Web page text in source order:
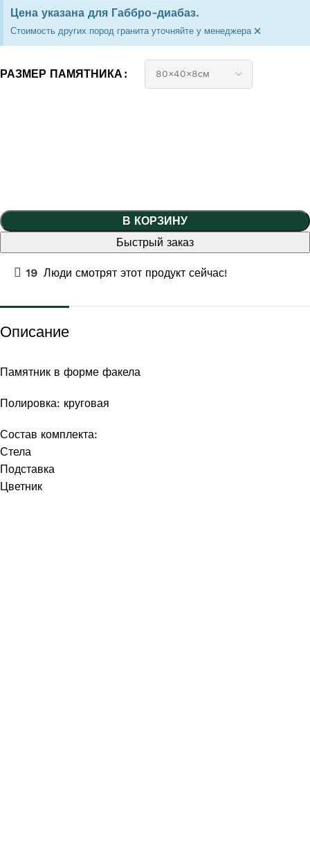
Цена указана для Габбро-диабаз.
Стоимость других пород гранита уточняйте у менеджера ×
РАЗМЕР ПАМЯТНИКА
В КОРЗИНУ
Быстрый заказ
19 Люди смотрят этот продукт сейчас!
Описание
Памятник в форме факела
Полировка: круговая
Состав комплекта:
Стела
Подставка
Цветник